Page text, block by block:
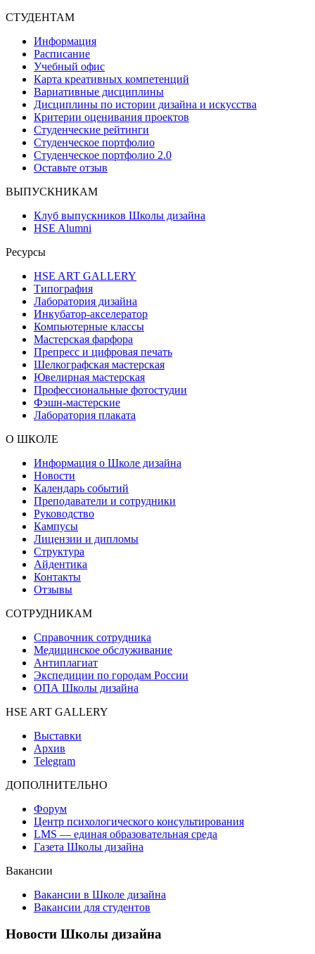
СТУДЕНТАМ
Информация
Расписание
Учебный офис
Карта креативных компетенций
Вариативные дисциплины
Дисциплины по истории дизайна и искусства
Критерии оценивания проектов
Студенческие рейтинги
Студенческое портфолио
Студенческое портфолио 2.0
Оставьте отзыв
ВЫПУСКНИКАМ
Клуб выпускников Школы дизайна
HSE Alumni
Ресурсы
HSE ART GALLERY
Типография
Лаборатория дизайна
Инкубатор-акселератор
Компьютерные классы
Мастерская фарфора
Препресс и цифровая печать
Шелкографская мастерская
Ювелирная мастерская
Профессиональные фотостудии
Фэшн-мастерские
Лаборатория плаката
О ШКОЛЕ
Информация о Школе дизайна
Новости
Календарь событий
Преподаватели и сотрудники
Руководство
Кампусы
Лицензии и дипломы
Структура
Айдентика
Контакты
Отзывы
СОТРУДНИКАМ
Справочник сотрудника
Медицинское обслуживание
Антиплагиат
Экспедиции по городам России
ОПА Школы дизайна
HSE ART GALLERY
Выставки
Архив
Telegram
ДОПОЛНИТЕЛЬНО
Форум
Центр психологического консультирования
LMS — единая образовательная среда
Газета Школы дизайна
Вакансии
Вакансии в Школе дизайна
Вакансии для студентов
Новости Школы дизайна